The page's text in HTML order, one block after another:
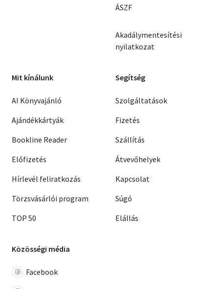
ÁSZF
Akadálymentesítési
nyilatkozat
Mit kínálunk
AI Könyvajánló
Ajándékkártyák
Bookline Reader
Előfizetés
Hírlevél feliratkozás
Törzsvásárlói program
TOP 50
Segítség
Szolgáltatások
Fizetés
Szállítás
Átvevőhelyek
Kapcsolat
Súgó
Elállás
Közösségi média
Facebook